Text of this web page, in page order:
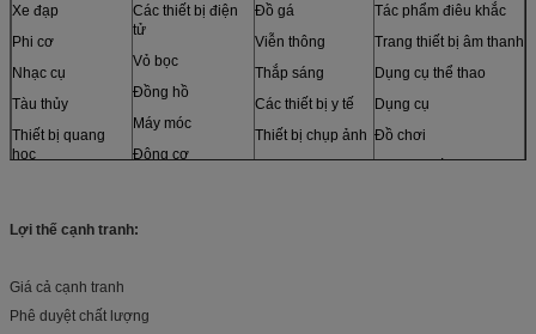
Xe đạp
Phi cơ
Nhạc cụ
Tàu thủy
Thiết bị quang
học
Các thiết bị điện
tử
Vỏ bọc
Đồng hồ
Máy móc
Động cơ
Đồ gá
Viễn thông
Thắp sáng
Các thiết bị y tế
Thiết bị chụp ảnh
Tác phẩm điêu khắc
Trang thiết bị âm thanh
Dụng cụ thể thao
Dụng cụ
Đồ chơi
và hơn thế nữa
Lợi thế cạnh tranh:
Giá cả cạnh tranh
Phê duyệt chất lượng